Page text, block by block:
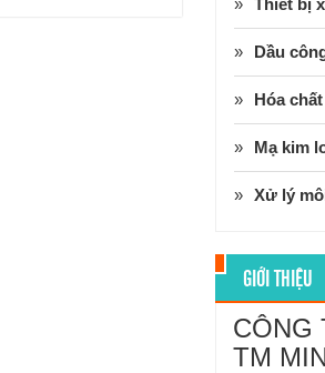
Dầu
Hóa
Mạ kim
Xử lý
GIỚI THIỆU
CÔNG
TM